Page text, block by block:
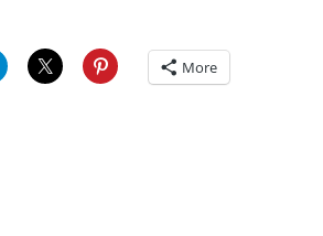
More